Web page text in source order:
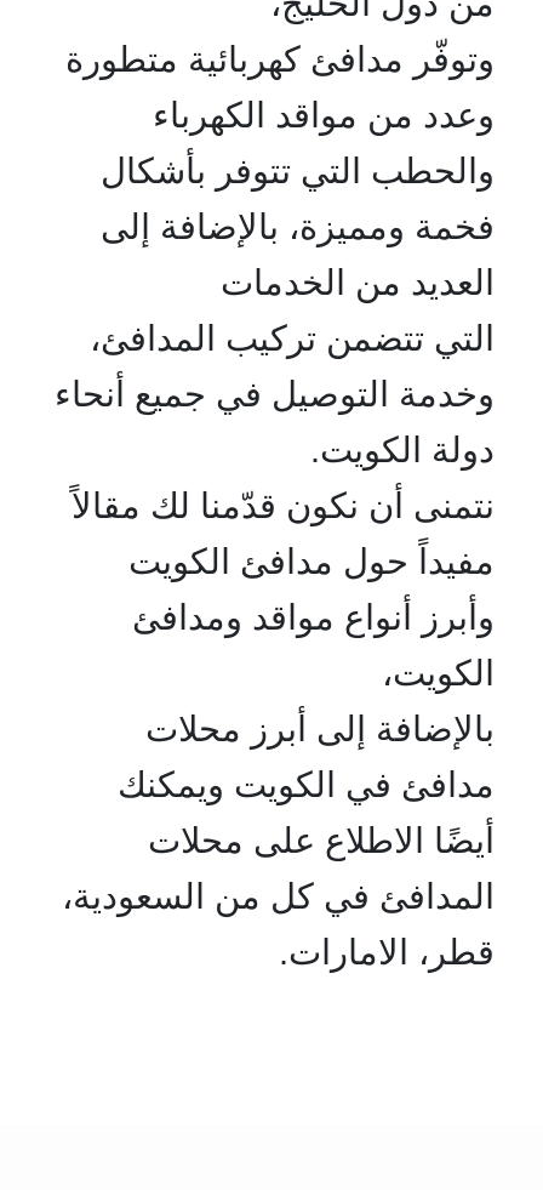
وتوفّر مدافئ كهربائية متطورة
وعدد من مواقد الكهرباء
والحطب التي تتوفر بأشكال
فخمة ومميزة، بالإضافة إلى
العديد من الخدمات
التي تتضمن تركيب المدافئ،
وخدمة التوصيل في جميع أنحاء
دولة الكويت.
نتمنى أن نكون قدّمنا لك مقالاً
مفيداً حول مدافئ الكويت
وأبرز أنواع مواقد ومدافئ
الكويت،
بالإضافة إلى أبرز محلات
مدافئ في الكويت ويمكنك
أيضًا الاطلاع على محلات
المدافئ في كل من السعودية،
قطر، الامارات.